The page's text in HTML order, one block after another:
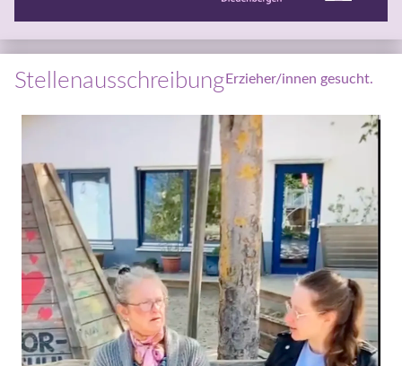
Stel­len­aus­schrei­bung Erzieher/innen gesucht.